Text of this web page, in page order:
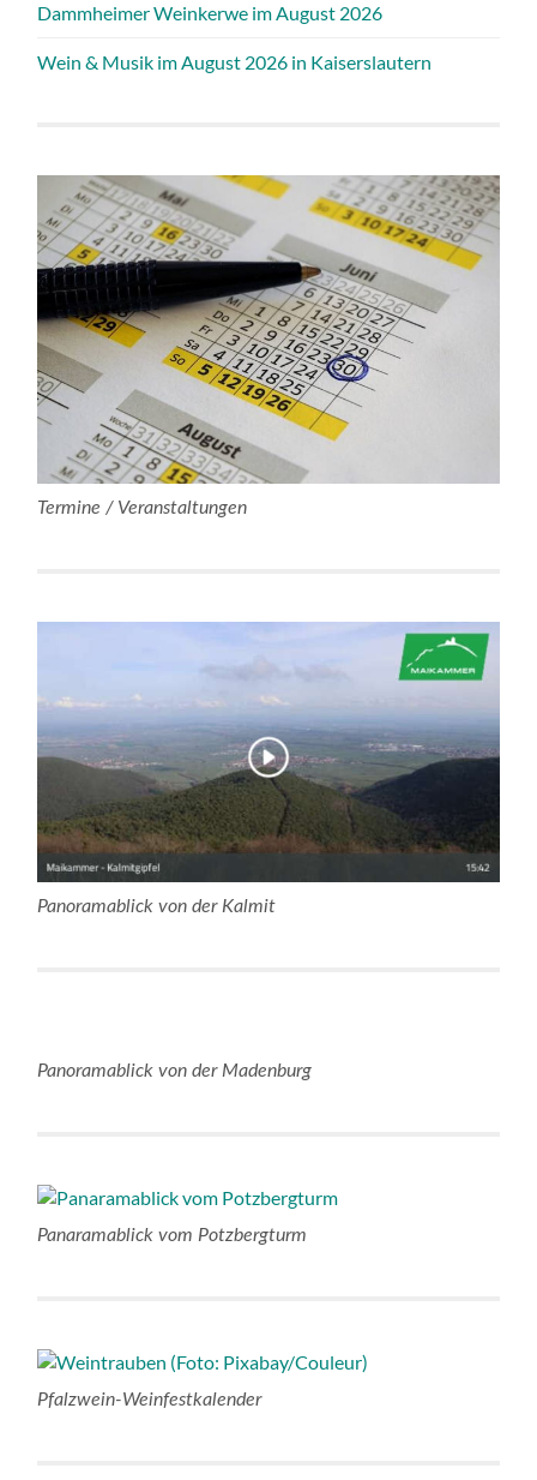
Dammheimer Weinkerwe im August 2026
Wein & Musik im August 2026 in Kaiserslautern
Termine / Veranstaltungen
Panoramablick von der Kalmit
Panoramablick von der Madenburg
Panaramablick vom Potzbergturm
Pfalzwein-Weinfestkalender